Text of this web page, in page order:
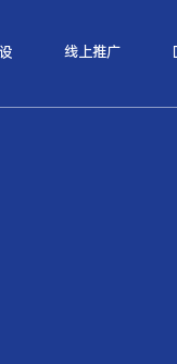
线上推广